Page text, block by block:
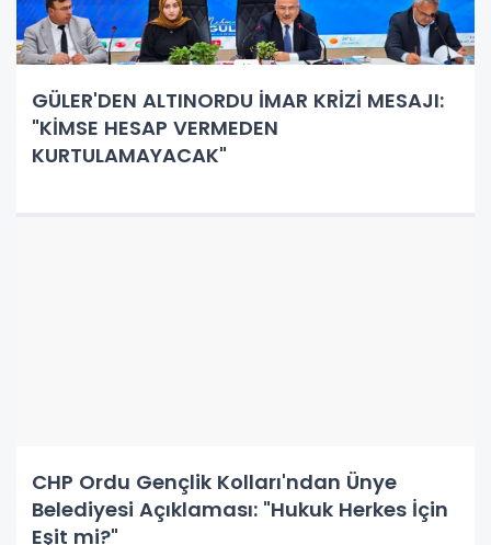
GÜLER'DEN ALTINORDU İMAR KRİZİ MESAJI:
"KİMSE HESAP VERMEDEN
KURTULAMAYACAK"
CHP Ordu Gençlik Kolları'ndan Ünye
Belediyesi Açıklaması: "Hukuk Herkes İçin
Eşit mi?"